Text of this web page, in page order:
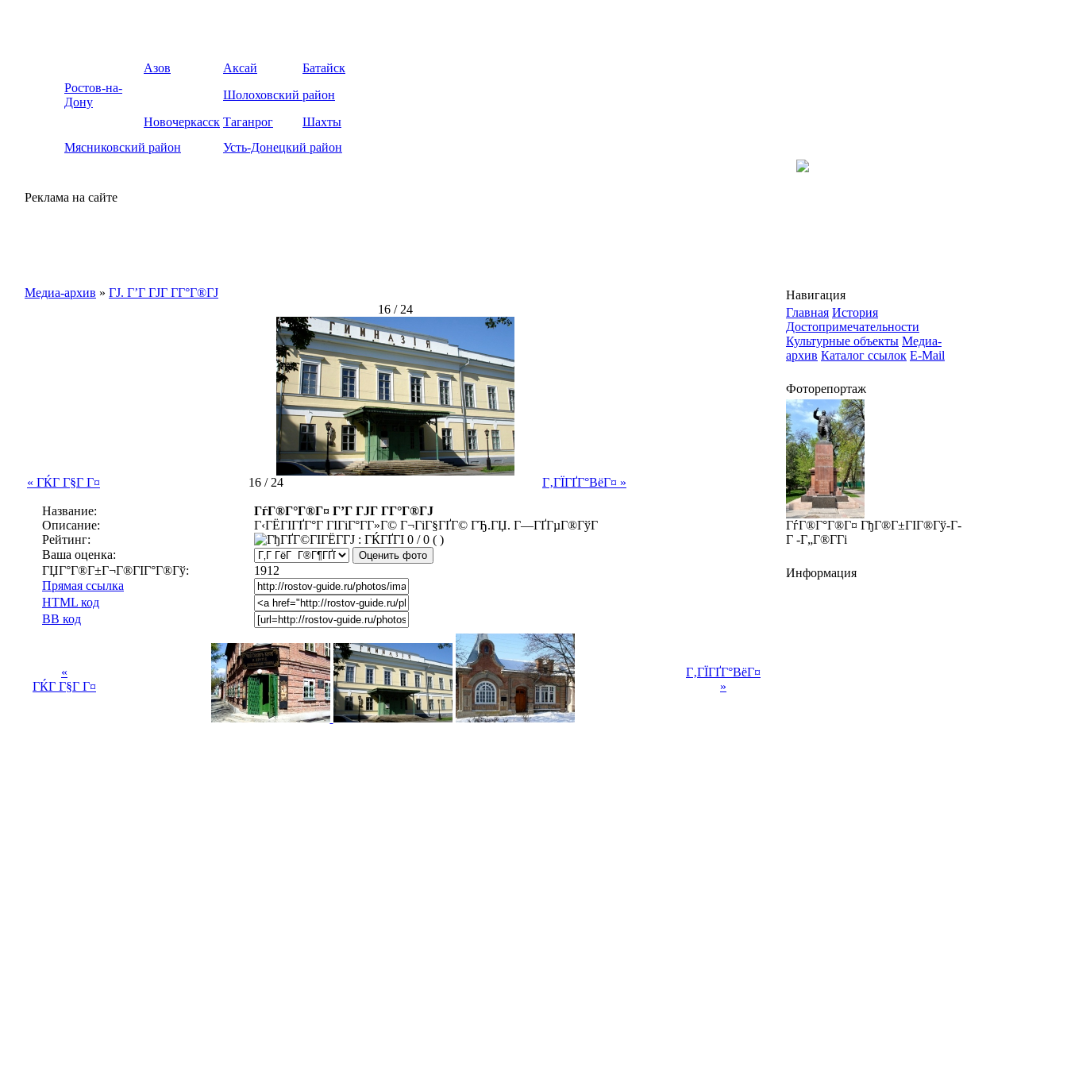
Азов Аксай
Батайск
Ростов-на-
Дону
Шолоховский район
Новочеркасск Таганрог
Шахты
Мясниковский район
Усть-Донецкий район
Реклама на сайте
Медиа-архив » ГЈ. Г’Г ГЈГ Г­Г°Г®ГЈ
16 / 24
« ГЌГ Г§Г Г¤ 16 / 24 Г‚ГЇГҐГ°ВёГ¤ »
Название:
ГѓГ®Г°Г®Г¤ Г’Г ГЈГ Г­Г°Г®ГЈ
Описание:
Г‹ГЁГІГҐГ°Г ГІГіГ°Г­Г»Г© Г¬ГіГ§ГҐГ© ГЂ.ГЏ. Г—ГҐГµГ®ГўГ
Рейтинг:
0 / 0 ( )
Ваша оценка:
ГЏГ°Г®Г±Г¬Г®ГІГ°Г®Гў:
1912
Прямая ссылка
HTML код
BB код
«
ГЌГ Г§Г Г¤
Г‚ГЇГҐГ°ВёГ¤
»
Навигация
Главная История
Достопримечательности
Культурные объекты Медиа-
архив Каталог ссылок E-Mail
Фоторепортаж
ГѓГ®Г°Г®Г¤ ГђГ®Г±ГІГ®Гў-Г­
Г -Г„Г®Г­Гі
Информация